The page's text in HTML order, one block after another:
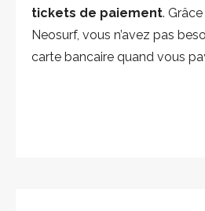
tickets de paiement.
Neosurf, vous n’avez pas
carte bancaire quand vous